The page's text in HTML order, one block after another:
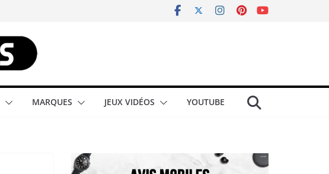
MARQUES JEUX VIDÉOS YOUTUBE